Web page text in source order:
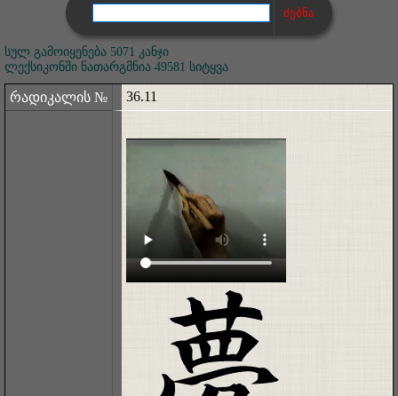
სულ გამოიყენება 5071 კანჯი
ლექსიკონში ნათარგმნია 49581 სიტყვა
რადიკალის № 36.11